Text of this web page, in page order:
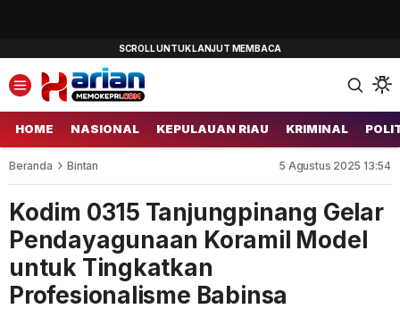
HOME NASIONAL KEPULAUAN RIAU KRIMINAL
Beranda Bintan 5 Agustus 2025 13:54
Kodim 0315 Tanjungpinang Gelar
Pendayagunaan Koramil Model
untuk Tingkatkan
Profesionalisme Babinsa